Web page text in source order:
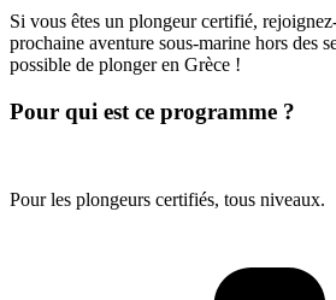
Si vous êtes un plongeur certifié,
prochaine aventure sous-marine hors des
possible de plonger en Grèce !
Pour qui est ce programme ?
Pour les plongeurs certifiés, tous niveaux.